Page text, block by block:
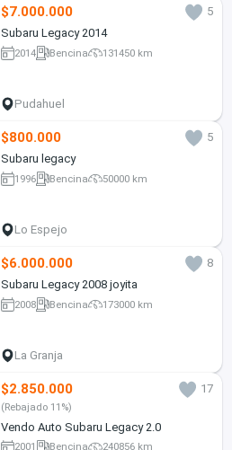
$7.000.000
5
Subaru Legacy 2014
2014 Bencina 131450 km
Pudahuel
$800.000
5
Subaru legacy
1996 Bencina 50000 km
Lo Espejo
$6.000.000
8
Subaru Legacy 2008 joyita
2008 Bencina 173000 km
La Granja
$2.850.000 17
(Rebajado 11%)
Vendo Auto Subaru Legacy 2.0
2001 Bencina 240856 km